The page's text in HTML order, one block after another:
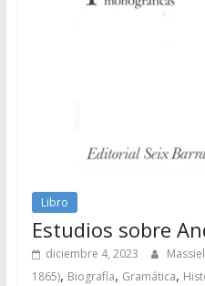
Libro
Estudios sobre
diciembre 4, 2023
1865), Biografía, Gramática,